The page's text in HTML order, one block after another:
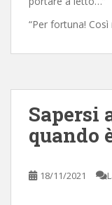
“Per fortuna!
Sapersi
quando
18/11/2021